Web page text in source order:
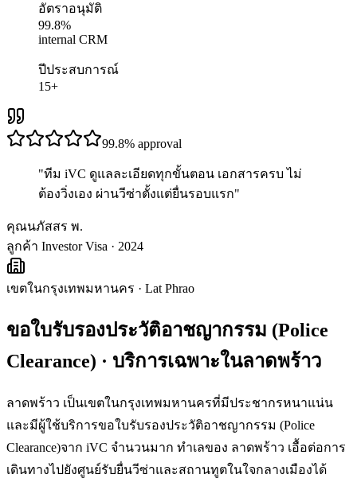
อัตราอนุมัติ
99.8%
internal CRM
ปีประสบการณ์
15+
99.8% approval
"ทีม iVC ดูแลละเอียดทุกขั้นตอน เอกสารครบ ไม่
ต้องวิ่งเอง ผ่านวีซ่าตั้งแต่ยื่นรอบแรก"
คุณนภัสสร พ.
ลูกค้า Investor Visa · 2024
เขตในกรุงเทพมหานคร · Lat Phrao
ขอใบรับรองประวัติอาชญากรรม (Police
Clearance) · บริการเฉพาะในลาดพร้าว
ลาดพร้าว เป็นเขตในกรุงเทพมหานครที่มีประชากรหนาแน่น
และมีผู้ใช้บริการขอใบรับรองประวัติอาชญากรรม (Police
Clearance)จาก iVC จำนวนมาก ทำเลของ ลาดพร้าว เอื้อต่อการ
เดินทางไปยังศูนย์รับยื่นวีซ่าและสถานทูตในใจกลางเมืองได้